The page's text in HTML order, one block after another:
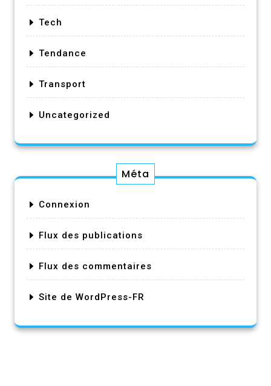
Tech
Tendance
Transport
Uncategorized
Méta
Connexion
Flux des publications
Flux des commentaires
Site de WordPress-FR